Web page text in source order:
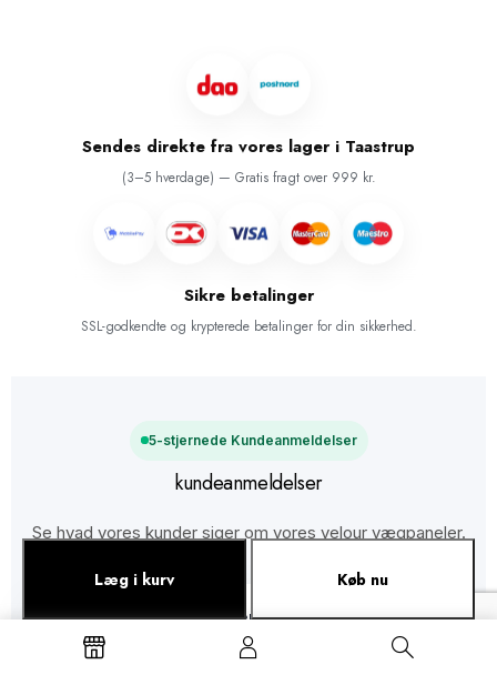
Sendes direkte fra vores lager i Taastrup
(3–5 hverdage) — Gratis fragt over 999 kr.
Sikre betalinger
SSL-godkendte og krypterede betalinger for din sikkerhed.
5-stjernede Kundeanmeldelser
kundeanmeldelser
Se hvad vores kunder siger om vores velour vægpaneler.
Mette Hansen
Fantastisk kvalitet! Jeg bestilte de
Læg i kurv Køb nu